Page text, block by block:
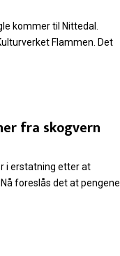
kommer til Nittedal.
Flammen. Det
fra skogvern
i erstatning etter at
foreslås det at pengene